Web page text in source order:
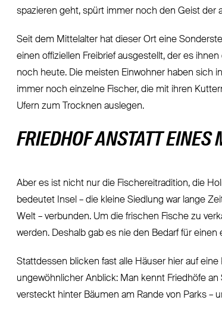
spazieren geht, spürt immer noch den Geist der
Seit dem Mittelalter hat dieser Ort eine
einen offiziellen Freibrief ausgestellt, der es
noch heute. Die meisten Einwohner haben sich
immer noch einzelne Fischer, die mit ihren
Ufern zum Trocknen auslegen.
FRIEDHOF ANSTATT EINES
Aber es ist nicht nur die Fischereitradition, die
bedeutet Insel – die kleine Siedlung war lange
Welt – verbunden. Um die frischen Fische zu
werden. Deshalb gab es nie den Bedarf für einen
Stattdessen blicken fast alle Häuser hier auf
ungewöhnlicher Anblick: Man kennt Friedhöfe
versteckt hinter Bäumen am Rande von Parks –